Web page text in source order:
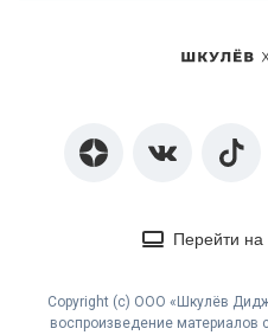
Перейти
Copyright (с) ООО «Шкулёв
воспроизведение материалов